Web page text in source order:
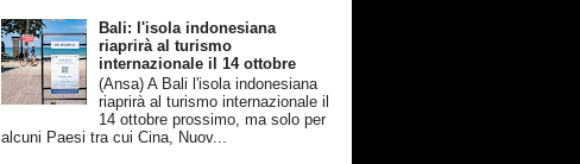
Bali: l'isola indonesiana
riaprirà al turismo
internazionale il 14 ottobre
(Ansa) A Bali l'isola indonesiana
riaprirà al turismo internazionale il
14 ottobre prossimo, ma solo per
alcuni Paesi tra cui Cina, Nuov...